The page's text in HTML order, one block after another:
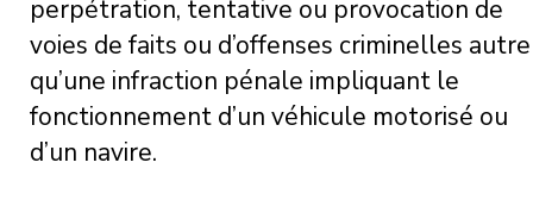
perpétration, tentative ou provocation de
voies de faits ou d’offenses criminelles autre
qu’une infraction pénale impliquant le
fonctionnement d’un véhicule motorisé ou
d’un navire.